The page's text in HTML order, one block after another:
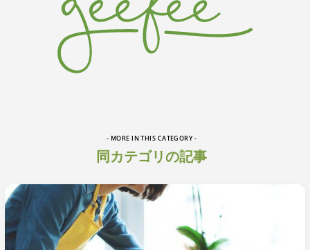
- MORE IN THIS CATEGORY -
同カテゴリの記事